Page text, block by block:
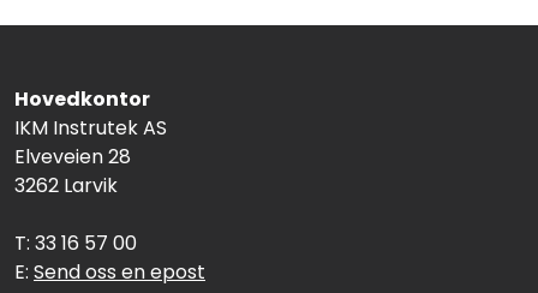
Hovedkontor
IKM Instrutek AS
Elveveien 28
3262 Larvik
T: 33 16 57 00
E: Send oss en epost